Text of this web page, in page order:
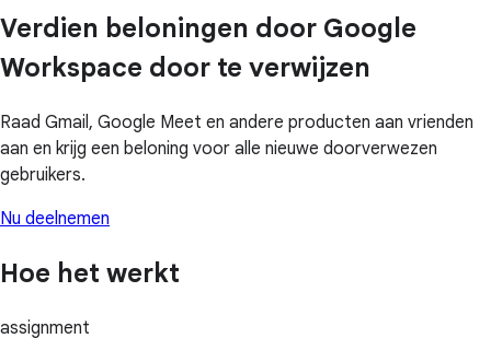
Verdien beloningen door Google
Workspace door te verwijzen
Raad Gmail, Google Meet en andere producten aan vrienden
aan en krijg een beloning voor alle nieuwe doorverwezen
gebruikers.
Nu deelnemen
Hoe het werkt
assignment